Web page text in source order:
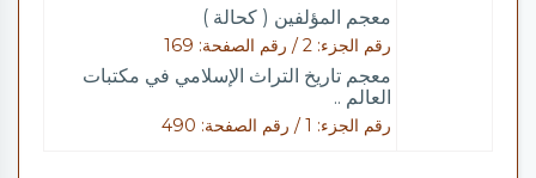
معجم المؤلفين ( كحالة )
رقم الجزء: 2 / رقم الصفحة: 169
معجم تاريخ التراث الإسلامي في مكتبات
العالم ..
رقم الجزء: 1 / رقم الصفحة: 490